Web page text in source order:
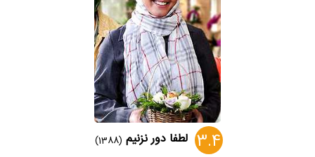
3.4 لطفا دور نزنیم (1388)